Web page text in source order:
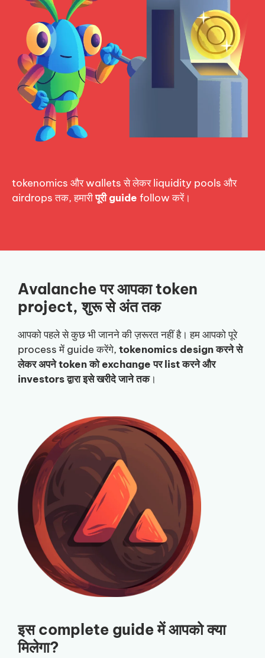
tokenomics और wallets से लेकर liquidity pools और
airdrops तक, हमारीपूरी guide follow करें।
Avalanche पर आपका token
project, शुरू से अंत तक
आपको पहले से कुछ भी जानने की ज़रूरत नहीं है। हम आपको पूरे
process में guide करेंगे, tokenomics design करने से
लेकर अपने token को exchange पर list करने और
investors द्वारा इसे खरीदे जाने तक।
इस complete guide में आपको क्या
मिलेगा?